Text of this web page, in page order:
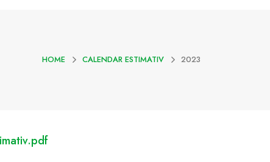
HOME CALENDAR ESTIMATIV 2023